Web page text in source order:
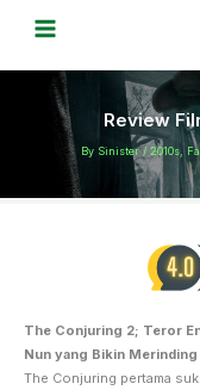
Review
By Sinister/ 2010s,
The Conjuring 2; Teror
Nun yang Bikin Merinding
The Conjuring pertama